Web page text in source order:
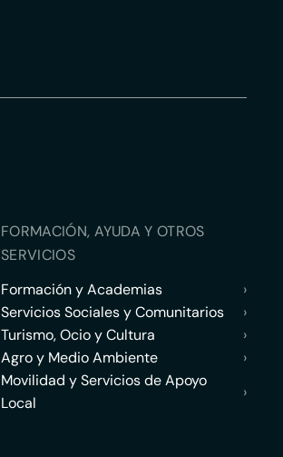
FORMACIÓN, AYUDA Y OTROS
SERVICIOS
Formación y Academias
›
Servicios Sociales y Comunitarios
›
Turismo, Ocio y Cultura
›
Agro y Medio Ambiente
›
Movilidad y Servicios de Apoyo
Local
›